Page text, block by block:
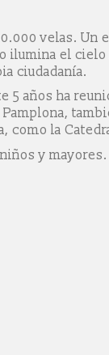
velas. Un
ilumina el
ciudadanía.
5 años ha
como la
y mayores.